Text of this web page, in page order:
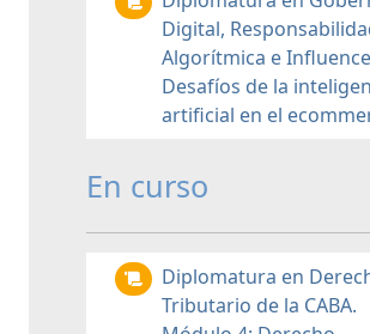
Digital,
Algorítmica e
Desafíos de la
artificial en el
En curso
Diplomatura en
Tributario de la CABA.